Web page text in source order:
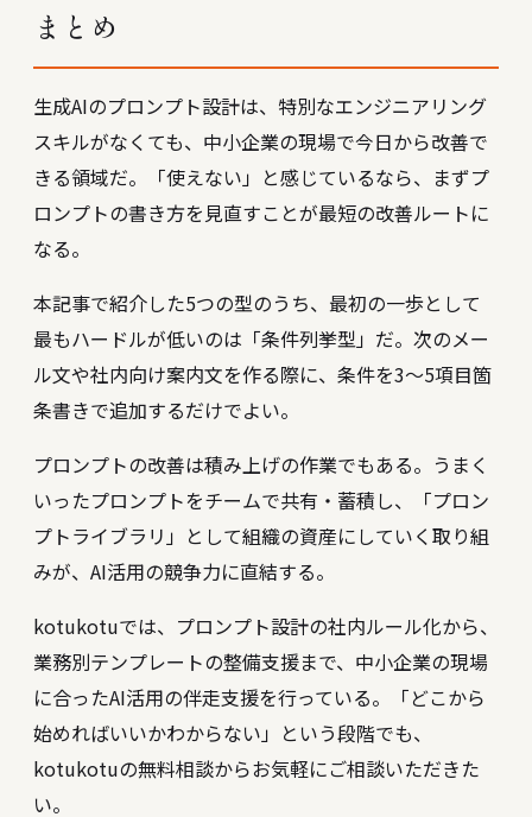
まとめ
生成AIのプロンプト設計は、特別なエンジニアリング
スキルがなくても、中小企業の現場で今日から改善で
きる領域だ。「使えない」と感じているなら、まずプ
ロンプトの書き方を見直すことが最短の改善ルートに
なる。
本記事で紹介した5つの型のうち、最初の一歩として
最もハードルが低いのは「条件列挙型」だ。次のメー
ル文や社内向け案内文を作る際に、条件を3〜5項目箇
条書きで追加するだけでよい。
プロンプトの改善は積み上げの作業でもある。うまく
いったプロンプトをチームで共有・蓄積し、「プロン
プトライブラリ」として組織の資産にしていく取り組
みが、AI活用の競争力に直結する。
kotukotuでは、プロンプト設計の社内ルール化から、
業務別テンプレートの整備支援まで、中小企業の現場
に合ったAI活用の伴走支援を行っている。「どこから
始めればいいかわからない」という段階でも、
kotukotuの無料相談からお気軽にご相談いただきた
い。